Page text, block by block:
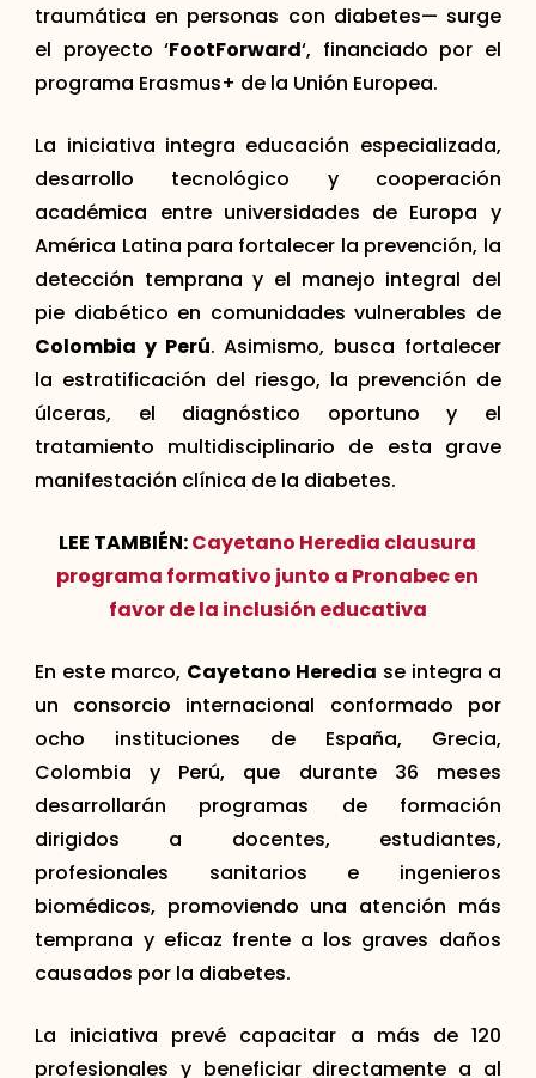
traumática en personas con diabetes— surge
el proyecto ‘FootForward‘, financiado por el
programa Erasmus+ de la Unión Europea.
La iniciativa integra educación especializada,
desarrollo tecnológico y cooperación
académica entre universidades de Europa y
América Latina para fortalecer la prevención, la
detección temprana y el manejo integral del
pie diabético en comunidades vulnerables de
Colombia y Perú. Asimismo, busca fortalecer
la estratificación del riesgo, la prevención de
úlceras, el diagnóstico oportuno y el
tratamiento multidisciplinario de esta grave
manifestación clínica de la diabetes.
LEE TAMBIÉN:Cayetano Heredia clausura
programa formativo junto a Pronabec en
favor de la inclusión educativa
En este marco, Cayetano Heredia se integra a
un consorcio internacional conformado por
ocho instituciones de España, Grecia,
Colombia y Perú, que durante 36 meses
desarrollarán programas de formación
dirigidos a docentes, estudiantes,
profesionales sanitarios e ingenieros
biomédicos, promoviendo una atención más
temprana y eficaz frente a los graves daños
causados por la diabetes.
La iniciativa prevé capacitar a más de 120
profesionales y beneficiar directamente a al